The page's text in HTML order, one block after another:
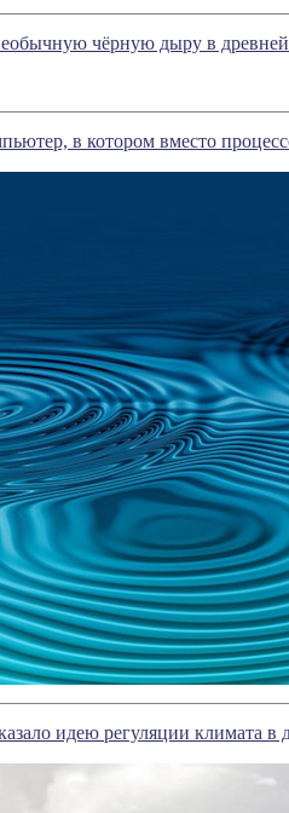
чёрную дыру в
в котором вместо
идею регуляции климата в